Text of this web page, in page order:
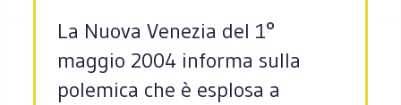
La Nuova Venezia del 1°
maggio 2004 informa sulla
polemica che è esplosa a